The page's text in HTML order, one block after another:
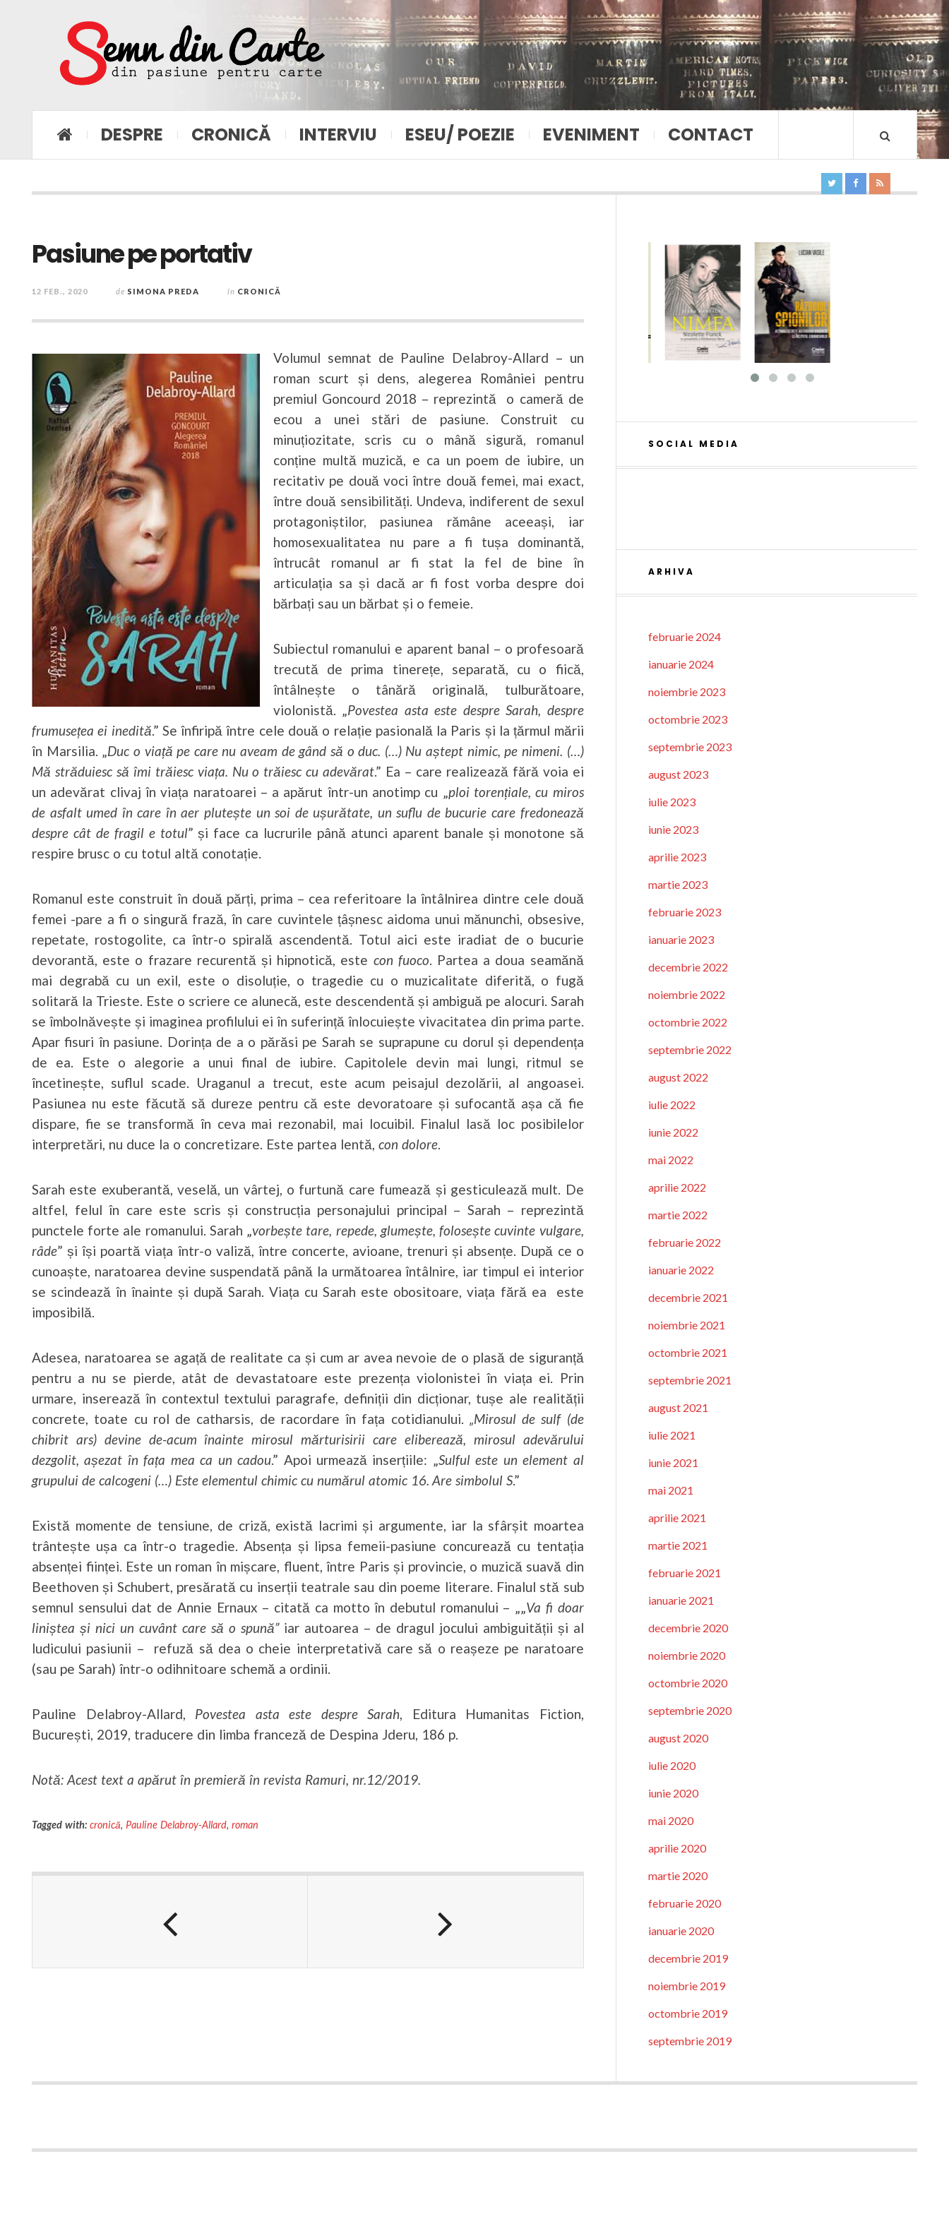
DESPRE CRONICĂ INTERVIU ESEU/ POEZIE EVENIMENT CONTACT
Pasiune pe portativ
12 FEB., 2020 de SIMONA PREDA în CRONICĂ
Volumul semnat de Pauline Delabroy-Allard – un
roman scurt și dens, alegerea României pentru
premiul Goncourd 2018 – reprezintă o cameră de
ecou a unei stări de pasiune. Construit cu
minuțiozitate, scris cu o mână sigură, romanul
conține multă muzică, e ca un poem de iubire, un
recitativ pe două voci între două femei, mai exact,
între două sensibilități. Undeva, indiferent de sexul
protagoniștilor, pasiunea rămâne aceeași, iar
homosexualitatea nu pare a fi tușa dominantă,
întrucât romanul ar fi stat la fel de bine în
articulația sa și dacă ar fi fost vorba despre doi
bărbați sau un bărbat și o femeie.
Subiectul romanului e aparent banal – o profesoară
trecută de prima tinerețe, separată, cu o fiică,
întâlnește o tânără originală, tulburătoare,
violonistă. „Povestea asta este despre Sarah, despre
frumusețea ei inedită.” Se înfiripă între cele două o relație pasională la Paris și la țărmul mării
în Marsilia. „Duc o viață pe care nu aveam de gând să o duc. (…) Nu aștept nimic, pe nimeni. (…)
Mă străduiesc să îmi trăiesc viața. Nu o trăiesc cu adevărat.” Ea – care realizează fără voia ei
un adevărat clivaj în viața naratoarei – a apărut într-un anotimp cu „ploi torențiale, cu miros
de asfalt umed în care în aer plutește un soi de ușurătate, un suflu de bucurie care fredonează
despre cât de fragil e totul” și face ca lucrurile până atunci aparent banale și monotone să
respire brusc o cu totul altă conotație.
Romanul este construit în două părți, prima – cea referitoare la întâlnirea dintre cele două
femei -pare a fi o singură frază, în care cuvintele țâșnesc aidoma unui mănunchi, obsesive,
repetate, rostogolite, ca într-o spirală ascendentă. Totul aici este iradiat de o bucurie
devorantă, este o frazare recurentă și hipnotică, este con fuoco. Partea a doua seamănă
mai degrabă cu un exil, este o disoluție, o tragedie cu o muzicalitate diferită, o fugă
solitară la Trieste. Este o scriere ce alunecă, este descendentă și ambiguă pe alocuri. Sarah
se îmbolnăvește și imaginea profilului ei în suferință înlocuiește vivacitatea din prima parte.
Apar fisuri în pasiune. Dorința de a o părăsi pe Sarah se suprapune cu dorul și dependența
de ea. Este o alegorie a unui final de iubire. Capitolele devin mai lungi, ritmul se
încetinește, suflul scade. Uraganul a trecut, este acum peisajul dezolării, al angoasei.
Pasiunea nu este făcută să dureze pentru că este devoratoare și sufocantă așa că fie
dispare, fie se transformă în ceva mai rezonabil, mai locuibil. Finalul lasă loc posibilelor
interpretări, nu duce la o concretizare. Este partea lentă, con dolore.
Sarah este exuberantă, veselă, un vârtej, o furtună care fumează și gesticulează mult. De
altfel, felul în care este scris și construcția personajului principal – Sarah – reprezintă
punctele forte ale romanului. Sarah „vorbește tare, repede, glumește, folosește cuvinte vulgare,
râde” și își poartă viața într-o valiză, între concerte, avioane, trenuri și absențe. După ce o
cunoaște, naratoarea devine suspendată până la următoarea întâlnire, iar timpul ei interior
se scindează în înainte și după Sarah. Viața cu Sarah este obositoare, viața fără ea este
imposibilă.
Adesea, naratoarea se agață de realitate ca și cum ar avea nevoie de o plasă de siguranță
pentru a nu se pierde, atât de devastatoare este prezența violonistei în viața ei. Prin
urmare, inserează în contextul textului paragrafe, definiții din dicționar, tușe ale realității
concrete, toate cu rol de catharsis, de racordare în fața cotidianului. „Mirosul de sulf (de
chibrit ars) devine de-acum înainte mirosul mărturisirii care eliberează, mirosul adevărului
dezgolit, așezat în fața mea ca un cadou.” Apoi urmează inserțiile: „Sulful este un element al
grupului de calcogeni (…) Este elementul chimic cu numărul atomic 16. Are simbolul S.”
Există momente de tensiune, de criză, există lacrimi și argumente, iar la sfârșit moartea
trântește ușa ca într-o tragedie. Absența și lipsa femeii-pasiune concurează cu tentația
absenței ființei. Este un roman în mișcare, fluent, între Paris și provincie, o muzică suavă din
Beethoven și Schubert, presărată cu inserții teatrale sau din poeme literare. Finalul stă sub
semnul sensului dat de Annie Ernaux – citată ca motto în debutul romanului – „„Va fi doar
liniștea și nici un cuvânt care să o spună” iar autoarea – de dragul jocului ambiguității și al
ludicului pasiunii – refuză să dea o cheie interpretativă care să o reașeze pe naratoare
(sau pe Sarah) într-o odihnitoare schemă a ordinii.
Pauline Delabroy-Allard, Povestea asta este despre Sarah, Editura Humanitas Fiction,
București, 2019, traducere din limba franceză de Despina Jderu, 186 p.
Notă: Acest text a apărut în premieră în revista Ramuri, nr.12/2019.
Tagged with: cronică, Pauline Delabroy-Allard, roman
SOCIAL MEDIA
ARHIVA
februarie 2024
ianuarie 2024
noiembrie 2023
octombrie 2023
septembrie 2023
august 2023
iulie 2023
iunie 2023
aprilie 2023
martie 2023
februarie 2023
ianuarie 2023
decembrie 2022
noiembrie 2022
octombrie 2022
septembrie 2022
august 2022
iulie 2022
iunie 2022
mai 2022
aprilie 2022
martie 2022
februarie 2022
ianuarie 2022
decembrie 2021
noiembrie 2021
octombrie 2021
septembrie 2021
august 2021
iulie 2021
iunie 2021
mai 2021
aprilie 2021
martie 2021
februarie 2021
ianuarie 2021
decembrie 2020
noiembrie 2020
octombrie 2020
septembrie 2020
august 2020
iulie 2020
iunie 2020
mai 2020
aprilie 2020
martie 2020
februarie 2020
ianuarie 2020
decembrie 2019
noiembrie 2019
octombrie 2019
septembrie 2019